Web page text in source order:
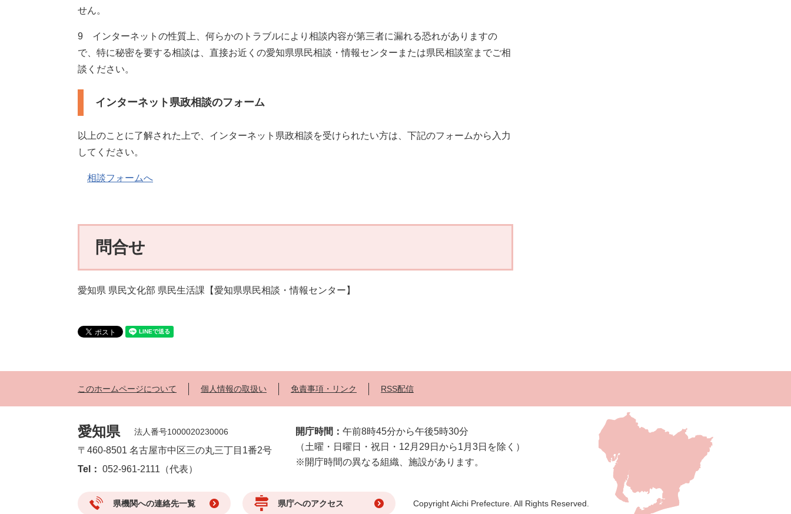
せん。
9 インターネットの性質上、何らかのトラブルにより相談内容が第三者に漏れる恐れがありますの
で、特に秘密を要する相談は、直接お近くの愛知県県民相談・情報センターまたは県民相談室までご相
談ください。
インターネット県政相談のフォーム
以上のことに了解された上で、インターネット県政相談を受けられたい方は、下記のフォームから入力
してください。
相談フォームへ
問合せ
愛知県 県民文化部 県民生活課【愛知県県民相談・情報センター】
このホームページについて 個人情報の取扱い 免責事項・リンク RSS配信
愛知県 法人番号1000020230006
〒460-8501 名古屋市中区三の丸三丁目1番2号
Tel： 052-961-2111（代表）
開庁時間： 午前8時45分から午後5時30分
（土曜・日曜日・祝日・12月29日から1月3日を除く）
※開庁時間の異なる組織、施設があります。
県機関への連絡先一覧 県庁へのアクセス Copyright Aichi Prefecture. All Rights Reserved.